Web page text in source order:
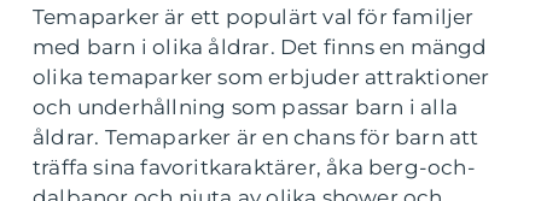
Temaparker är ett populärt val för familjer
med barn i olika åldrar. Det finns en mängd
olika temaparker som erbjuder attraktioner
och underhållning som passar barn i alla
åldrar. Temaparker är en chans för barn att
träffa sina favoritkaraktärer, åka berg-och-